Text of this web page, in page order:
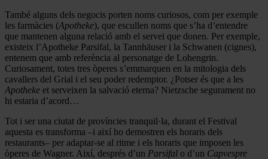
També alguns dels negocis porten noms curiosos, com per exemple
les farmàcies (Apotheke), que escullen noms que s’ha d’entendre
que mantenen alguna relació amb el servei que donen. Per exemple,
existeix l’Apotheke Parsifal, la Tannhäuser i la Schwanen (cignes),
entenem que amb referència al personatge de Lohengrin.
Curiosament, totes tres òperes s’emmarquen en la mitologia dels
cavallers del Grial i el seu poder redemptor. ¿Potser és que a les
Apotheke et serveixen la salvació eterna? Nietzsche segurament no
hi estaria d’acord…
Tot i ser una ciutat de províncies tranquil·la, durant el Festival
aquesta es transforma –i així ho demostren els horaris dels
restaurants– per adaptar-se al ritme i els horaris que imposen les
òperes de Wagner. Així, després d’un Parsifal o d’un Capvespre